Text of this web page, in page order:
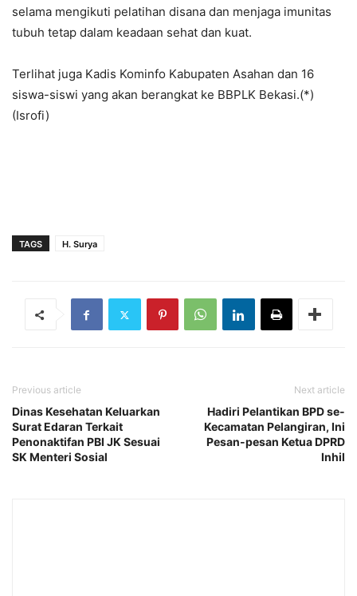
selama mengikuti pelatihan disana dan menjaga imunitas
tubuh tetap dalam keadaan sehat dan kuat.
Terlihat juga Kadis Kominfo Kabupaten Asahan dan 16
siswa-siswi yang akan berangkat ke BBPLK Bekasi.(*)
(Isrofi)
TAGS H. Surya
Previous article
Dinas Kesehatan Keluarkan
Surat Edaran Terkait
Penonaktifan PBI JK Sesuai
SK Menteri Sosial
Next article
Hadiri Pelantikan BPD se-
Kecamatan Pelangiran, Ini
Pesan-pesan Ketua DPRD
Inhil